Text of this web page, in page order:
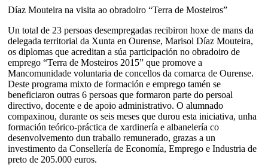
Díaz Mouteira na visita ao obradoiro “Terra de Mosteiros”
Un total de 23 persoas desempregadas recibiron hoxe de mans da
delegada territorial da Xunta en Ourense, Marisol Díaz Mouteira,
os diplomas que acreditan a súa participación no obradoiro de
emprego “Terra de Mosteiros 2015” que promove a
Mancomunidade voluntaria de concellos da comarca de Ourense.
Deste programa mixto de formación e emprego tamén se
beneficiaron outras 6 persoas que formaron parte do persoal
directivo, docente e de apoio administrativo. O alumnado
compaxinou, durante os seis meses que durou esta iniciativa, unha
formación teórico-práctica de xardinería e albanelería co
desenvolvemento dun traballo remunerado, grazas a un
investimento da Consellería de Economía, Emprego e Industria de
preto de 205.000 euros.